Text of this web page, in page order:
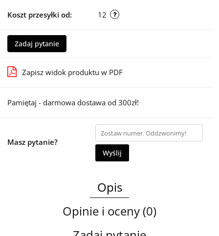
Koszt przesyłki od: 12
Zadaj pytanie
Zapisz widok produktu w PDF
Pamiętaj - darmowa dostawa od 300zł!
Masz pytanie?
Wyślij
Opis
Opinie i oceny (0)